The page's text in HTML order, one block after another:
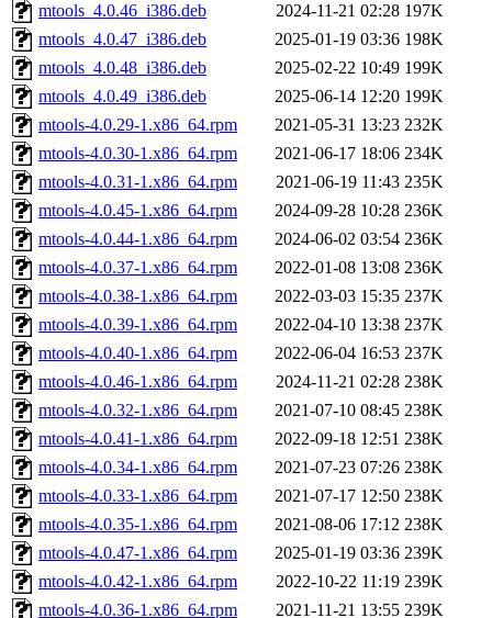
mtools_4.0.46_i386.deb
2024-11-21 02:28 197K
mtools_4.0.47_i386.deb
2025-01-19 03:36 198K
mtools_4.0.48_i386.deb
2025-02-22 10:49 199K
mtools_4.0.49_i386.deb
2025-06-14 12:20 199K
mtools-4.0.29-1.x86_64.rpm
2021-05-31 13:23 232K
mtools-4.0.30-1.x86_64.rpm
2021-06-17 18:06 234K
mtools-4.0.31-1.x86_64.rpm
2021-06-19 11:43 235K
mtools-4.0.45-1.x86_64.rpm
2024-09-28 10:28 236K
mtools-4.0.44-1.x86_64.rpm
2024-06-02 03:54 236K
mtools-4.0.37-1.x86_64.rpm
2022-01-08 13:08 236K
mtools-4.0.38-1.x86_64.rpm
2022-03-03 15:35 237K
mtools-4.0.39-1.x86_64.rpm
2022-04-10 13:38 237K
mtools-4.0.40-1.x86_64.rpm
2022-06-04 16:53 237K
mtools-4.0.46-1.x86_64.rpm
2024-11-21 02:28 238K
mtools-4.0.32-1.x86_64.rpm
2021-07-10 08:45 238K
mtools-4.0.41-1.x86_64.rpm
2022-09-18 12:51 238K
mtools-4.0.34-1.x86_64.rpm
2021-07-23 07:26 238K
mtools-4.0.33-1.x86_64.rpm
2021-07-17 12:50 238K
mtools-4.0.35-1.x86_64.rpm
2021-08-06 17:12 238K
mtools-4.0.47-1.x86_64.rpm
2025-01-19 03:36 239K
mtools-4.0.42-1.x86_64.rpm
2022-10-22 11:19 239K
mtools-4.0.36-1.x86_64.rpm
2021-11-21 13:55 239K